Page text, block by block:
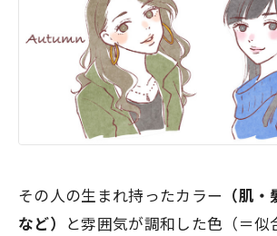
その人の生まれ持ったカラー （肌
など） と雰囲気が調和した色（＝似